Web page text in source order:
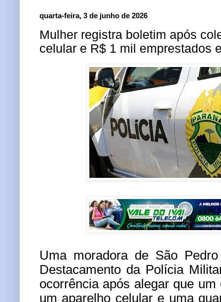
quarta-feira, 3 de junho de 2026
Mulher registra boletim após
celular e R$ 1 mil emprestados
Uma moradora de São
Destacamento da Polícia
ocorrência após alegar que
um aparelho celular e uma